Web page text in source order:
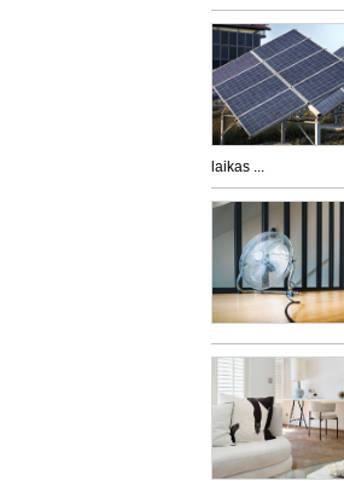
laikas ...